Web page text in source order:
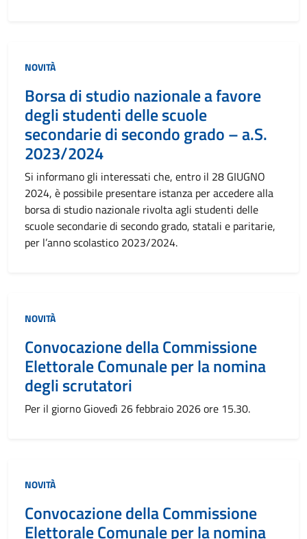
NOVITÀ
Borsa di studio nazionale a favore
degli studenti delle scuole
secondarie di secondo grado – a.S.
2023/2024
Si informano gli interessati che, entro il 28 GIUGNO
2024, è possibile presentare istanza per accedere alla
borsa di studio nazionale rivolta agli studenti delle
scuole secondarie di secondo grado, statali e paritarie,
per l’anno scolastico 2023/2024.
NOVITÀ
Convocazione della Commissione
Elettorale Comunale per la nomina
degli scrutatori
Per il giorno Giovedì 26 febbraio 2026 ore 15.30.
NOVITÀ
Convocazione della Commissione
Elettorale Comunale per la nomina